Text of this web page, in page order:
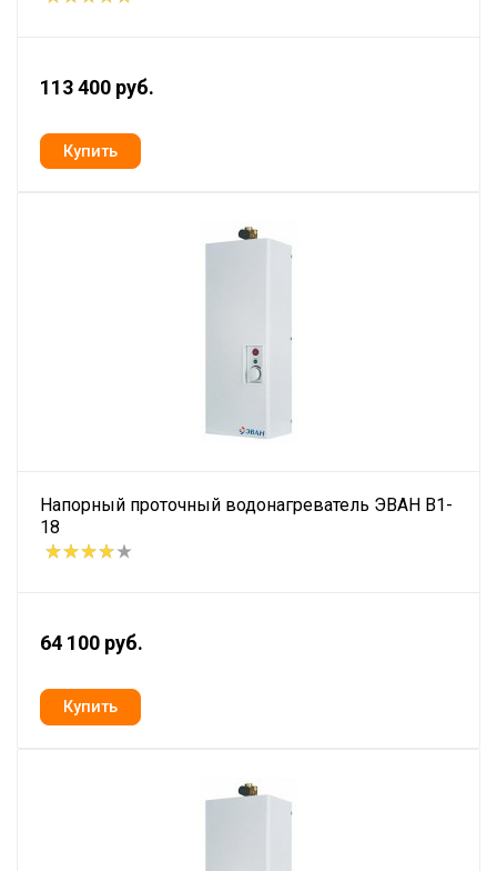
113 400 руб.
Напорный проточный водонагреватель ЭВАН В1-
18
64 100 руб.